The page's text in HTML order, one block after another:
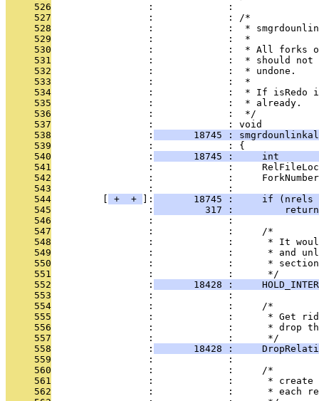
     526
                 :             :
     527
                 :             : /*
     528
:             :  *
     529
                 :             :  *
     530
:             :  * All forks
     531
:             :  * should
     532
                 :             :  * undone.
     533
                 :             :  *
     534
:             :  * If isRedo
     535
                 :             :  * already.
     536
                 :             :  */
     537
                 :             : void
     538
                 :
18745 :
     539
                 :             : {
     540
                 :
18745 :     int
     541
:             :
     542
:             :
     543
                 :             :
     544
+ + ]:
18745 :     if (nrels
     545
                 :
317 :
     546
                 :             :
     547
                 :             :     /*
     548
:             :      * It
     549
:             :      * and
     550
:             :      *
     551
                 :             :      */
     552
                 :
18428 :
     553
                 :             :
     554
                 :             :     /*
     555
:             :      * Get
     556
:             :      * drop
     557
                 :             :      */
     558
                 :
18428 :
     559
                 :             :
     560
                 :             :     /*
     561
:             :      *
     562
:             :      * each